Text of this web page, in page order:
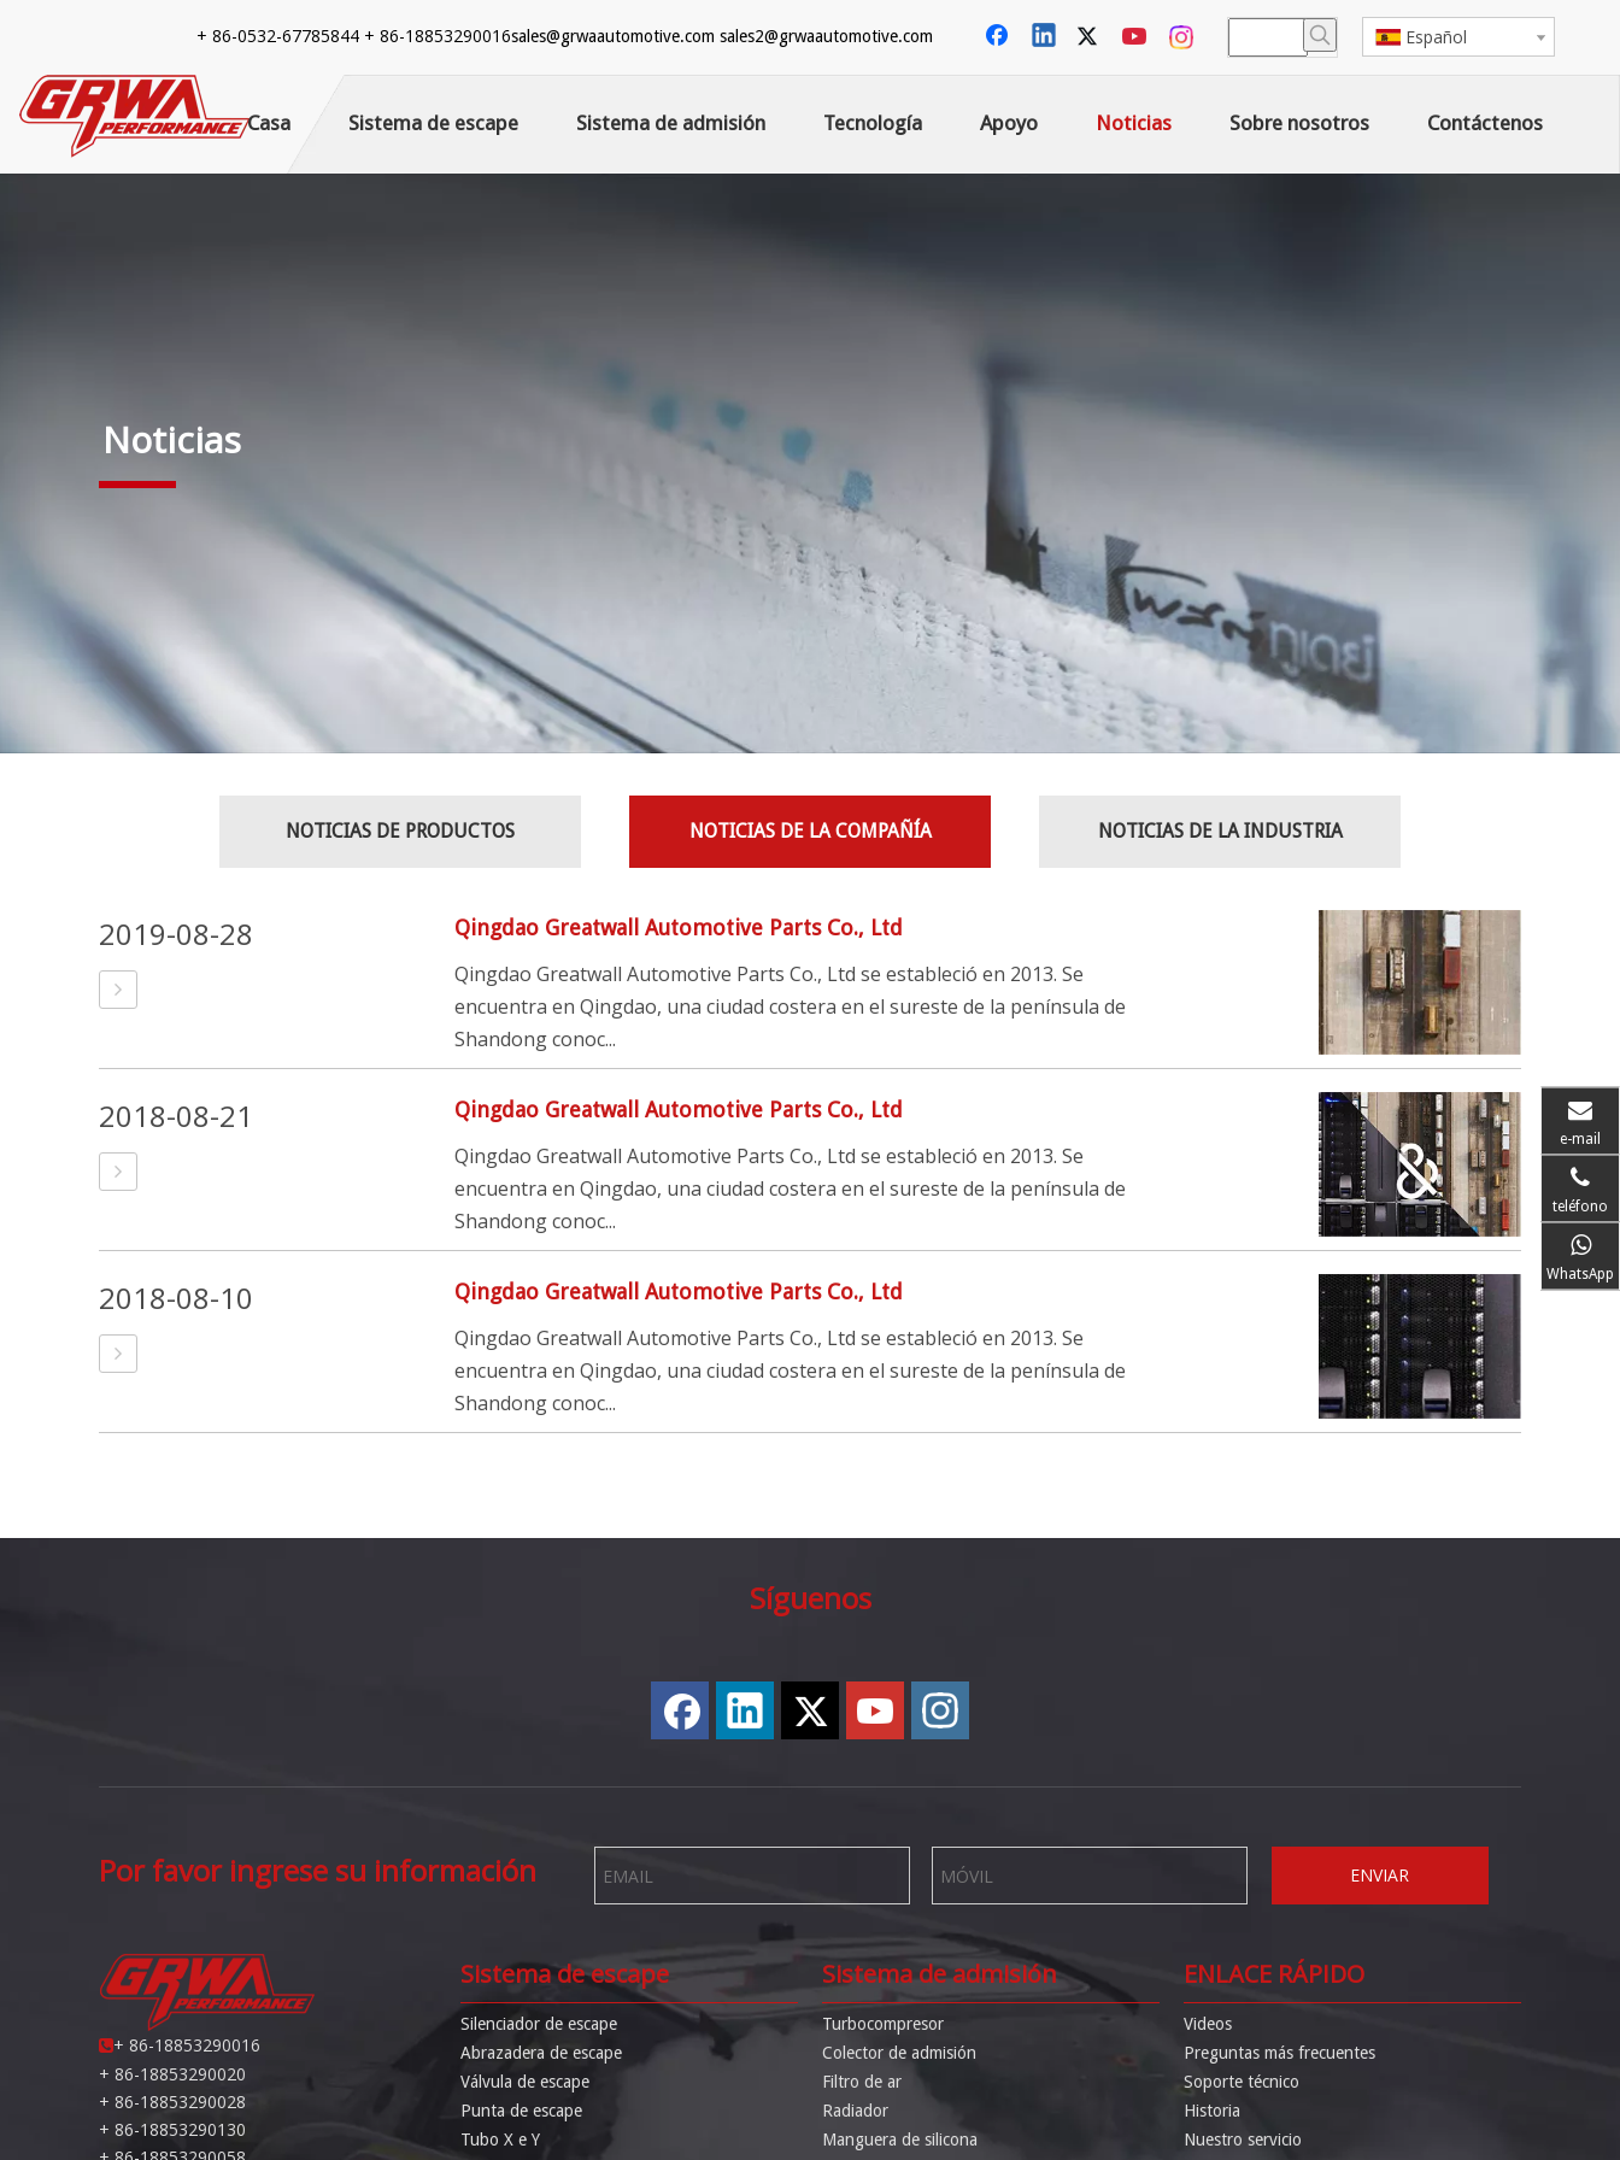
+ 86-0532-67785844 + 86-18853290016sales@grwaautomotive.com sales2@grwaautomotive.com Español
Casa Sistema de escape Sistema de admisión Tecnología Apoyo Noticias Sobre nosotros Contáctenos
Noticias
NOTICIAS DE PRODUCTOS NOTICIAS DE LA COMPAÑÍA NOTICIAS DE LA INDUSTRIA
2019-08-28 Qingdao Greatwall Automotive Parts Co., Ltd
Qingdao Greatwall Automotive Parts Co., Ltd se estableció en 2013. Se
encuentra en Qingdao, una ciudad costera en el sureste de la península de
Shandong conoc...
2018-08-21 Qingdao Greatwall Automotive Parts Co., Ltd
Qingdao Greatwall Automotive Parts Co., Ltd se estableció en 2013. Se
encuentra en Qingdao, una ciudad costera en el sureste de la península de
Shandong conoc...
2018-08-10 Qingdao Greatwall Automotive Parts Co., Ltd
Qingdao Greatwall Automotive Parts Co., Ltd se estableció en 2013. Se
encuentra en Qingdao, una ciudad costera en el sureste de la península de
Shandong conoc...
Síguenos
Por favor ingrese su información ENVIAR
+ 86-18853290016
+ 86-18853290020
+ 86-18853290028
+ 86-18853290130
Sistema de escape
Silenciador de escape
Abrazadera de escape
Válvula de escape
Punta de escape
Tubo X e Y
Sistema de admisión
Turbocompresor
Colector de admisión
Filtro de ar
Radiador
Manguera de silicona
ENLACE RÁPIDO
Videos
Preguntas más frecuentes
Soporte técnico
Historia
Nuestro servicio
e-mail
teléfono
WhatsApp